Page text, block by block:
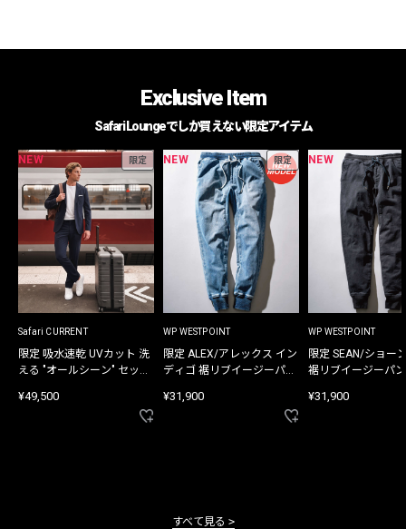
Exclusive Item
Safari Loungeでしか買えない限定アイテム
NEW 限定
Safari CURRENT
限定 吸水速乾 UVカット 洗
える "オールシーン" セット
¥49,500
NEW 限定
WP WESTPOINT
限定 ALEX/アレックス イン
ディゴ 裾リブイージーパン
¥31,900
NEW
WP WESTPOINT
限定 SEAN/ショー
裾リブイージーパ
¥31,900
すべて見る